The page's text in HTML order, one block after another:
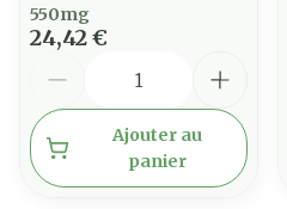
550mg
24,42 €
Ajouter au
panier